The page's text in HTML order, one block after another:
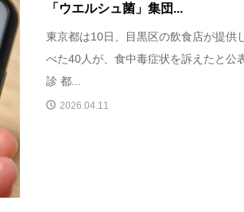
「ウエルシュ菌」集団...
東京都は10日、目黒区の飲食店が提供
べた40人が、食中毒症状を訴えたと公
診 都...
2026.04.11